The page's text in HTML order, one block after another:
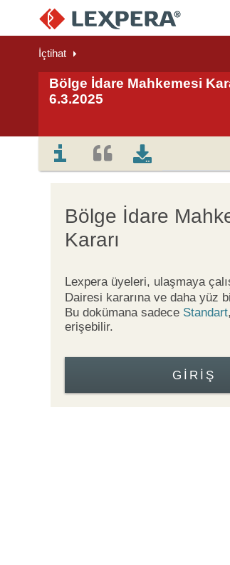
İçtihat
Bölge İdare Mahkemesi
6.3.2025
Bölge İdare
Kararı
Lexpera üyeleri, ulaşmaya
Dairesi kararına ve daha yüz
Bu dokümana sadece Standart,
erişebilir.
GIRIŞ